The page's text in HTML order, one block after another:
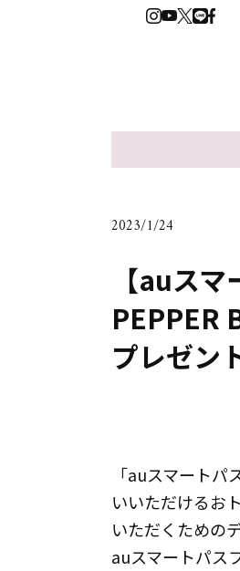
2023/1/24
【auス
PEPPER
プレゼン
「auスマート
いいただけるお
いただくための
auスマートパス